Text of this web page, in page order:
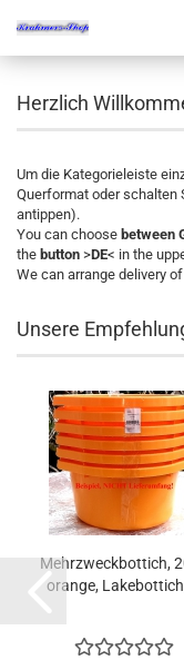
Herzlich
Um die Kategorieleiste
Querformat oder schalten
antippen).
You can choose between
the button >DE< in the
We can arrange delivery
Unsere
Mehrzweckbottich,
orange,